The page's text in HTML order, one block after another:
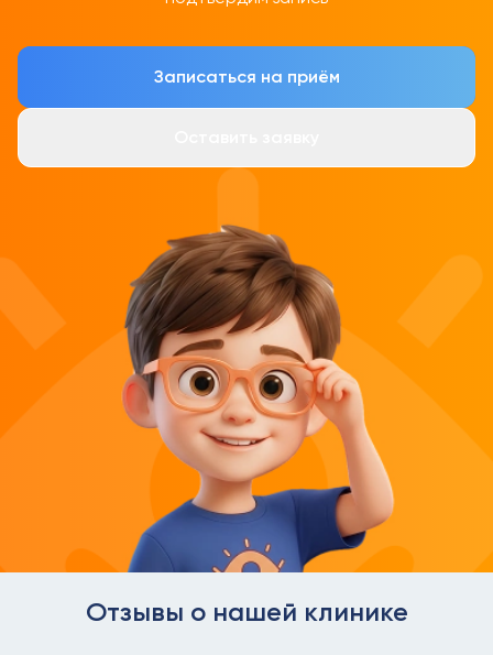
Записаться на приём
Отзывы о нашей клинике